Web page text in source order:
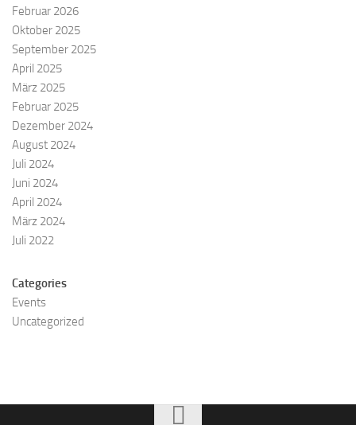
Februar 2026
Oktober 2025
September 2025
April 2025
März 2025
Februar 2025
Dezember 2024
August 2024
Juli 2024
Juni 2024
April 2024
März 2024
Juli 2022
Categories
Events
Uncategorized